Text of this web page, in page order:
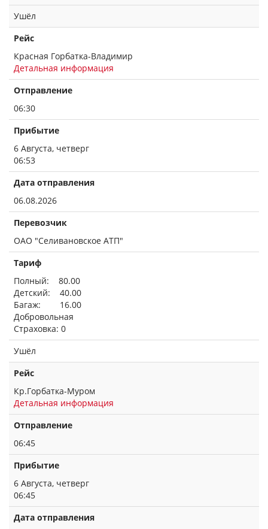
Ушёл
Рейс
Красная Горбатка-Владимир
Детальная информация
Отправление
06:30
Прибытие
6 Августа, четверг
06:53
Дата отправления
06.08.2026
Перевозчик
ОАО "Селивановское АТП"
Тариф
Полный: 80.00
Детский: 40.00
Багаж: 16.00
Добровольная
Страховка: 0
Ушёл
Рейс
Кр.Горбатка-Муром
Детальная информация
Отправление
06:45
Прибытие
6 Августа, четверг
06:45
Дата отправления